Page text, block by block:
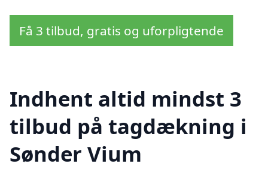
Få 3 tilbud, gratis og uforpligtende
Indhent altid mindst 3
tilbud på tagdækning i
Sønder Vium